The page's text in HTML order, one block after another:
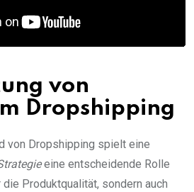
von
Dropshipping
von Dropshipping spielt eine
eine entscheidende Rolle
Produktqualität, sondern auch